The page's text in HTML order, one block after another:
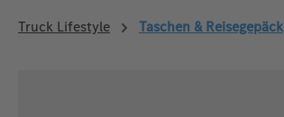
Truck Lifestyle Taschen & Reisegepäck